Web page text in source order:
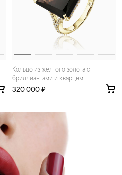
Кольцо из желтого золота с
бриллиантами и кварцем
320 000 ₽